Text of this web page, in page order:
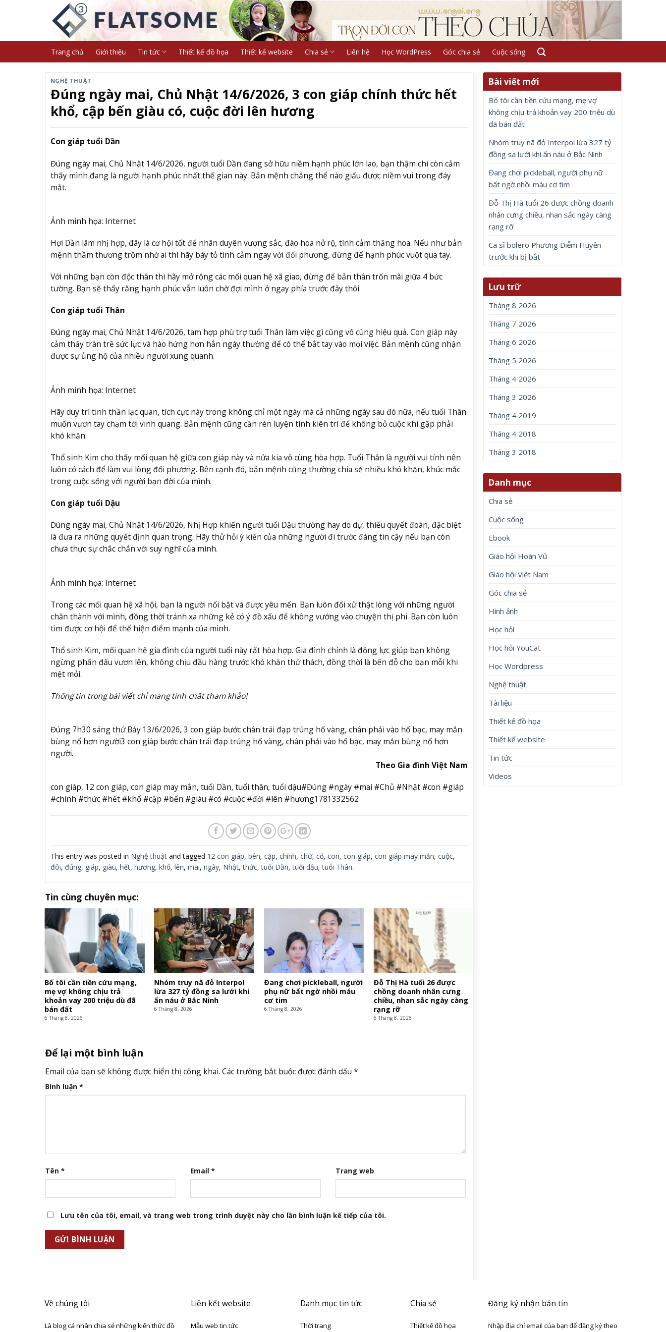
Trang chủ Giới thiệu Tin tức Thiết kế đồ họa Thiết kế website Chia sẻ Liên hệ Học WordPress Góc chia sẻ Cuộc sống
NGHỆ THUẬT
Đúng ngày mai, Chủ Nhật 14/6/2026, 3 con giáp chính thức hết
khổ, cập bến giàu có, cuộc đời lên hương
Con giáp tuổi Dần
Đúng ngày mai, Chủ Nhật 14/6/2026, người tuổi Dần đang sở hữu niềm hạnh phúc lớn lao, bạn thậm chí còn cảm
thấy mình đang là người hạnh phúc nhất thế gian này. Bản mệnh chẳng thể nào giấu được niềm vui trong đáy
mắt.
Ảnh minh họa: Internet
Hợi Dần lâm nhị hợp, đây là cơ hội tốt để nhân duyên vượng sắc, đào hoa nở rộ, tình cảm thăng hoa. Nếu như bản
mệnh thầm thương trộm nhớ ai thì hãy bày tỏ tình cảm ngay với đối phương, đừng để hạnh phúc vuột qua tay.
Với những bạn còn độc thân thì hãy mở rộng các mối quan hệ xã giao, đừng để bản thân trốn mãi giữa 4 bức
tường. Bạn sẽ thấy rằng hạnh phúc vẫn luôn chờ đợi mình ở ngay phía trước đây thôi.
Con giáp tuổi Thân
Đúng ngày mai, Chủ Nhật 14/6/2026, tam hợp phù trợ tuổi Thân làm việc gì cũng vô cùng hiệu quả. Con giáp này
cảm thấy tràn trề sức lực và hào hứng hơn hẳn ngày thường để có thể bắt tay vào mọi việc. Bản mệnh cũng nhận
được sự ủng hộ của nhiều người xung quanh.
Ảnh minh họa: Internet
Hãy duy trì tinh thần lạc quan, tích cực này trong không chỉ một ngày mà cả những ngày sau đó nữa, nếu tuổi Thân
muốn vươn tay chạm tới vinh quang. Bản mệnh cũng cần rèn luyện tính kiên trì để không bỏ cuộc khi gặp phải
khó khăn.
Thổ sinh Kim cho thấy mối quan hệ giữa con giáp này và nửa kia vô cùng hòa hợp. Tuổi Thân là người vui tính nên
luôn có cách để làm vui lòng đối phương. Bên cạnh đó, bản mệnh cũng thường chia sẻ nhiều khó khăn, khúc mắc
trong cuộc sống với người bạn đời của mình.
Con giáp tuổi Dậu
Đúng ngày mai, Chủ Nhật 14/6/2026, Nhị Hợp khiến người tuổi Dậu thường hay do dự, thiếu quyết đoán, đặc biệt
là đưa ra những quyết định quan trọng. Hãy thử hỏi ý kiến của những người đi trước đáng tin cậy nếu bạn còn
chưa thực sự chắc chắn với suy nghĩ của mình.
Ảnh minh họa: Internet
Trong các mối quan hệ xã hội, bạn là người nổi bật và được yêu mến. Bạn luôn đối xử thật lòng với những người
chân thành với mình, đồng thời tránh xa những kẻ có ý đồ xấu để không vướng vào chuyện thị phi. Bạn còn luôn
tìm được cơ hội để thể hiện điểm mạnh của mình.
Thổ sinh Kim, mối quan hệ gia đình của người tuổi này rất hòa hợp. Gia đình chính là động lực giúp bạn không
ngừng phấn đấu vươn lên, không chịu đầu hàng trước khó khăn thử thách, đồng thời là bến đỗ cho bạn mỗi khi
mệt mỏi.
Thông tin trong bài viết chỉ mang tính chất tham khảo!
Đúng 7h30 sáng thứ Bảy 13/6/2026, 3 con giáp bước chân trái đạp trúng hố vàng, chân phải vào hố bạc, may mắn
bùng nổ hơn người3 con giáp bước chân trái đạp trúng hố vàng, chân phải vào hố bạc, may mắn bùng nổ hơn
người.
Theo Gia đình Việt Nam
con giáp, 12 con giáp, con giáp may mắn, tuổi Dần, tuổi thân, tuổi dậu#Đúng #ngày #mai #Chủ #Nhật #con #giáp
#chính #thức #hết #khổ #cập #bến #giàu #có #cuộc #đời #lên #hương1781332562
This entry was posted in Nghệ thuậtand tagged 12 con giáp, bên, cặp, chính, chữ, cổ, con, con giáp, con giáp may mắn, cuộc,
đôi, đúng, giáp, giàu, hết, hương, khổ, lên, mai, ngày, Nhật,thức,tuổi Dần,tuổi dậu,tuổi Thân.
Tin cùng chuyên mục:
Bố tôi cần tiền cứu mạng,
mẹ vợ không chịu trả
khoản vay 200 triệu dù đã
bán đất
6 Tháng 8, 2026
Nhóm truy nã đỏ Interpol
lừa 327 tỷ đồng sa lưới khi
ẩn náu ở Bắc Ninh
6 Tháng 8, 2026
Đang chơi pickleball, người
phụ nữ bất ngờ nhồi máu
cơ tim
6 Tháng 8, 2026
Đỗ Thị Hà tuổi 26 được
chồng doanh nhân cưng
chiều, nhan sắc ngày càng
rạng rỡ
6 Tháng 8, 2026
Để lại một bình luận
Email của bạn sẽ không được hiển thị công khai. Các trường bắt buộc được đánh dấu *
Bình luận *
Tên * Email * Trang web
Lưu tên của tôi, email, và trang web trong trình duyệt này cho lần bình luận kế tiếp của tôi.
Bài viết mới
Bố tôi cần tiền cứu mạng, mẹ vợ
không chịu trả khoản vay 200 triệu dù
đã bán đất
Nhóm truy nã đỏ Interpol lừa 327 tỷ
đồng sa lưới khi ẩn náu ở Bắc Ninh
Đang chơi pickleball, người phụ nữ
bất ngờ nhồi máu cơ tim
Đỗ Thị Hà tuổi 26 được chồng doanh
nhân cưng chiều, nhan sắc ngày càng
rạng rỡ
Ca sĩ bolero Phương Diễm Huyền
trước khi bị bắt
Lưu trữ
Tháng 8 2026
Tháng 7 2026
Tháng 6 2026
Tháng 5 2026
Tháng 4 2026
Tháng 3 2026
Tháng 4 2019
Tháng 4 2018
Tháng 3 2018
Danh mục
Chia sẻ
Cuộc sống
Ebook
Giáo hội Hoàn Vũ
Giáo hội Việt Nam
Góc chia sẻ
Hình ảnh
Học hỏi
Học hỏi YouCat
Học Wordpress
Nghệ thuật
Tài liệu
Thiết kế đồ họa
Thiết kế website
Tin tức
Videos
Về chúng tôi
Là blog cá nhân chia sẻ những kiến thức đồ
Liên kết website
Mẫu web tin tức
Danh mục tin tức
Thời trang
Chia sẻ
Thiết kế đồ họa
Đăng ký nhận bản tin
Nhập địa chỉ email của bạn để đăng ký theo